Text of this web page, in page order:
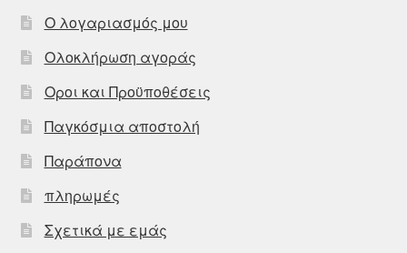
Ο λογαριασμός μου
Ολοκλήρωση αγοράς
Οροι και Προϋποθέσεις
Παγκόσμια αποστολή
Παράπονα
πληρωμές
Σχετικά με εμάς